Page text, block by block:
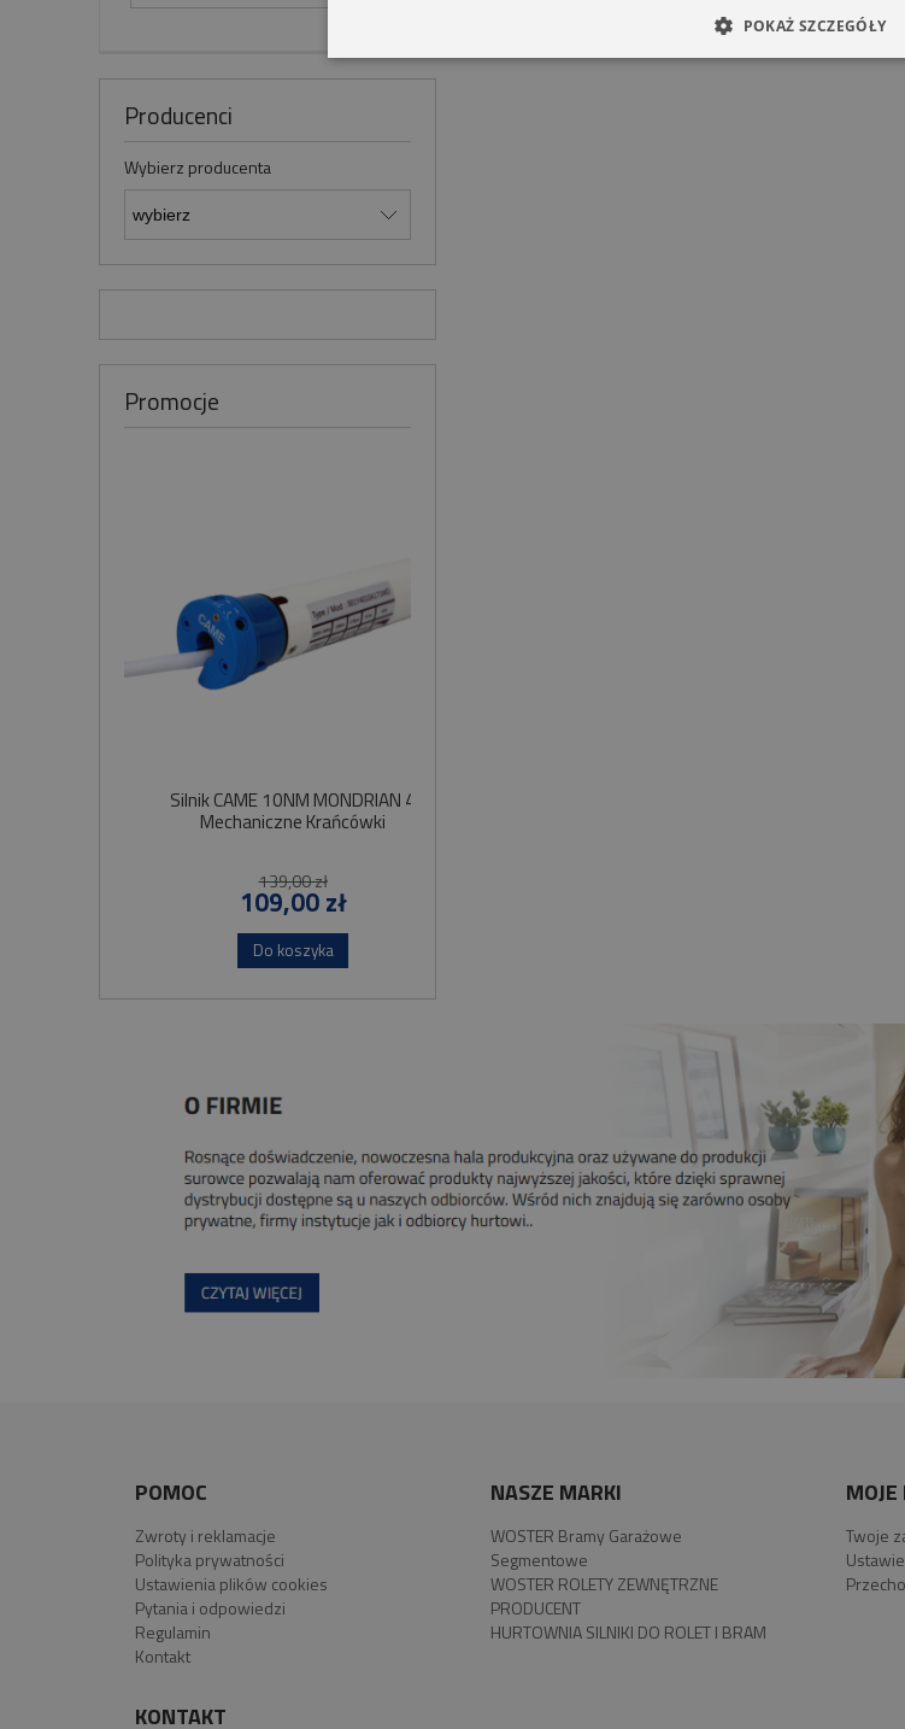
Producenci
Wybierz producenta
Promocje
Silnik CAME 10NM MONDRIAN 4
Mechaniczne Krańcówki
139,00 zł
109,00 zł
Do koszyka
POMOC
Zwroty i reklamacje
Polityka prywatności
Ustawienia plików cookies
Pytania i odpowiedzi
Regulamin
Kontakt
NASZE MARKI
WOSTER Bramy Garażowe
Segmentowe
WOSTER ROLETY ZEWNĘTRZNE
PRODUCENT
HURTOWNIA SILNIKI DO ROLET I BRAM
Twoje
KONTAKT
POKAŻ SZCZEGÓŁY